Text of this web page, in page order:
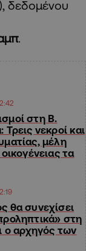
δεδομένου
.
στη Β.
Τρεις νεκροί και
μέλη
τα
θα συνεχίσει
στη
ο αρχηγός των